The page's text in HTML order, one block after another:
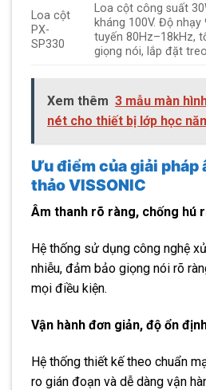
Loa cột
PX-
SP330
Loa cột công suất
kháng 100V. Độ nhạy
tuyến 80Hz–18kHz,
giọng nói, lắp đặt
Xem thêm 3 mẫu màn
nét cho thiết bị lớp học
Ưu điểm của giải pháp
thảoVISSONIC
Âm thanh rõ ràng, chống hú
Hệ thống sử dụng công nghệ
nhiễu, đảm bảo giọng nói rõ
mọi điều kiện.
Vận hành đơn giản, độ ổn
Hệ thống thiết kế theo chuẩn
ro gián đoạn và dễ dàng vận